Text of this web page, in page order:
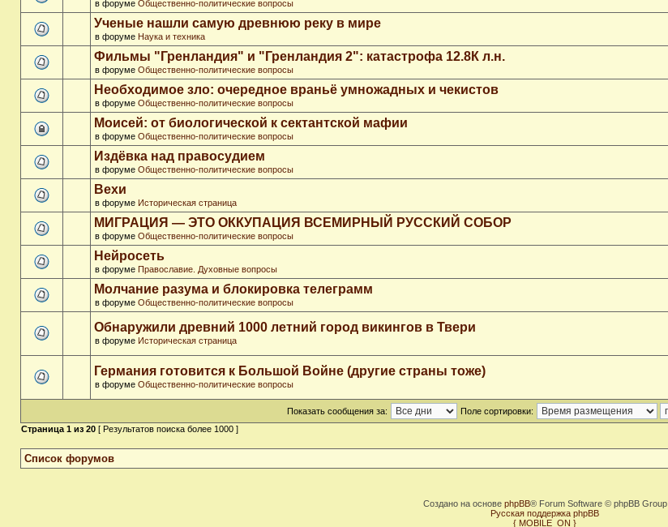
в форуме Общественно-политические вопросы
Ученые нашли самую древнюю реку в мире
в форуме Наука и техника
Фильмы "Гренландия" и "Гренландия 2": катастрофа 12.8К л.н.
в форуме Общественно-политические вопросы
Необходимое зло: очередное враньё умножадных и чекистов
в форуме Общественно-политические вопросы
Моисей: от биологической к сектантской мафии
в форуме Общественно-политические вопросы
Издёвка над правосудием
в форуме Общественно-политические вопросы
Вехи
в форуме Историческая страница
МИГРАЦИЯ — ЭТО ОККУПАЦИЯ ВСЕМИРНЫЙ РУССКИЙ СОБОР
в форуме Общественно-политические вопросы
Нейросеть
в форуме Православие. Духовные вопросы
Молчание разума и блокировка телеграмм
в форуме Общественно-политические вопросы
Обнаружили древний 1000 летний город викингов в Твери
в форуме Историческая страница
Германия готовится к Большой Войне (другие страны тоже)
в форуме Общественно-политические вопросы
Показать сообщения за:
Поле сортировки:
Страница 1 из 20 [ Результатов поиска более 1000 ]
Список форумов
Создано на основе phpBB® Forum Software © phpBB Group
Русская поддержка phpBB
{ MOBILE_ON }